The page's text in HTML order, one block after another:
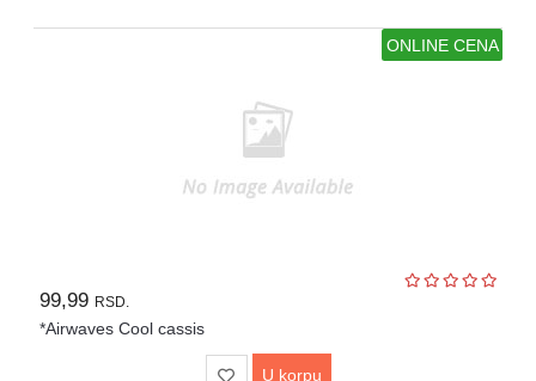
ONLINE CENA
99,99 RSD.
*Airwaves Cool cassis
U korpu